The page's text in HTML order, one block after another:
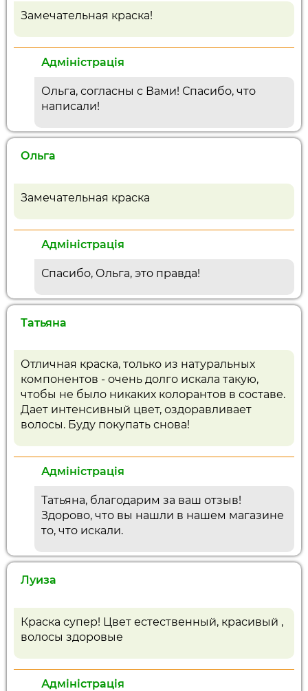
Замечательная краска!
Адміністрація
Ольга, согласны с Вами! Спасибо, что
написали!
Ольга
Замечательная краска
Адміністрація
Спасибо, Ольга, это правда!
Татьяна
Отличная краска, только из натуральных
компонентов - очень долго искала такую,
чтобы не было никаких колорантов в составе.
Дает интенсивный цвет, оздоравливает
волосы. Буду покупать снова!
Адміністрація
Татьяна, благодарим за ваш отзыв!
Здорово, что вы нашли в нашем магазине
то, что искали.
Луиза
Краска супер! Цвет естественный, красивый ,
волосы здоровые
Адміністрація